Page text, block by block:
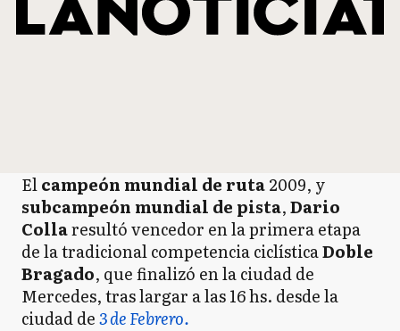
Elcampeón mundial de ruta2009, y
subcampeón mundial de pista,Dario
Collaresultó vencedor en la primera etapa
de la tradicional competencia ciclísticaDoble
Bragado, que finalizó en la ciudad de
Mercedes, tras largar a las 16 hs. desde la
ciudad de3 de Febrero.